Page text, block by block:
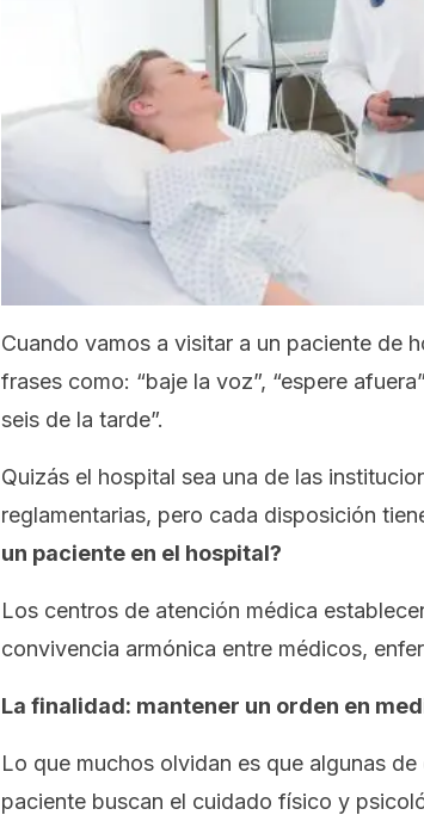
Cuando vamos a visitar a un paciente de
frases como: “baje la voz”, “espere afuera”
seis de la tarde”.
Quizás el hospital sea una de las
reglamentarias, pero cada disposición
un paciente en el hospital?
Los centros de atención médica
convivencia armónica entre médicos,
La finalidad: mantener un orden en
Lo que muchos olvidan es que algunas
paciente buscan el cuidado físico y